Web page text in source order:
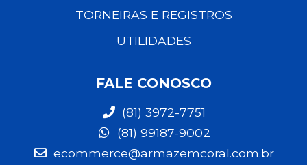
TORNEIRAS E REGISTROS
UTILIDADES
FALE CONOSCO
(81) 3972-7751
(81) 99187-9002
ecommerce@armazemcoral.com.br